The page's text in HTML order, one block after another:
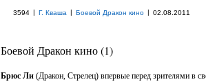
3594 | Г. Кваша | Боевой Дракон кино | 02.08.2011
Боевой Дракон кино (1)
Брюс Ли (Дракон, Стрелец) впервые перед зрителями в